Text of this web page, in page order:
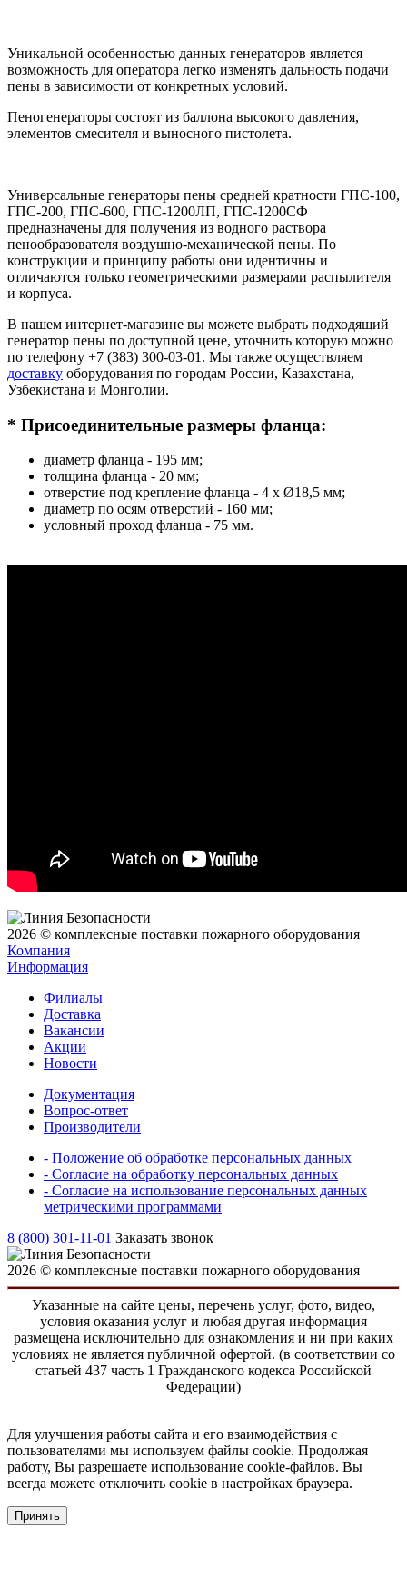
Уникальной особенностью данных генераторов является
возможность для оператора легко изменять дальность подачи
пены в зависимости от конкретных условий.
Пеногенераторы состоят из баллона высокого давления,
элементов смесителя и выносного пистолета.
Универсальные генераторы пены средней кратности ГПС-100,
ГПС-200, ГПС-600, ГПС-1200ЛП, ГПС-1200СФ
предназначены для получения из водного раствора
пенообразователя воздушно-механической пены. По
конструкции и принципу работы они идентичны и
отличаются только геометрическими размерами распылителя
и корпуса.
В нашем интернет-магазине вы можете выбрать подходящий
генератор пены по доступной цене, уточнить которую можно
по телефону +7 (383) 300-03-01. Мы также осуществляем
доставку оборудования по городам России, Казахстана,
Узбекистана и Монголии.
* Присоединительные размеры фланца:
диаметр фланца - 195 мм;
толщина фланца - 20 мм;
отверстие под крепление фланца - 4 х Ø18,5 мм;
диаметр по осям отверстий - 160 мм;
условный проход фланца - 75 мм.
2026 © комплексные поставки пожарного оборудования
Компания
Информация
Филиалы
Доставка
Вакансии
Акции
Новости
Документация
Вопрос-ответ
Производители
- Положение об обработке персональных данных
- Согласие на обработку персональных данных
- Согласие на использование персональных данных
метрическими программами
8 (800) 301-11-01 Заказать звонок
2026 © комплексные поставки пожарного оборудования
Указанные на сайте цены, перечень услуг, фото, видео,
условия оказания услуг и любая другая информация
размещена исключительно для ознакомления и ни при каких
условиях не является публичной офертой. (в соответствии со
статьей 437 часть 1 Гражданского кодекса Российской
Федерации)
Для улучшения работы сайта и его взаимодействия с
пользователями мы используем файлы cookie. Продолжая
работу, Вы разрешаете использование cookie-файлов. Вы
всегда можете отключить cookie в настройках браузера.
Принять